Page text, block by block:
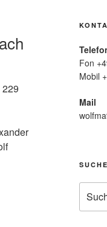
Fon
Mobil
Mail
SUCHE
nach: